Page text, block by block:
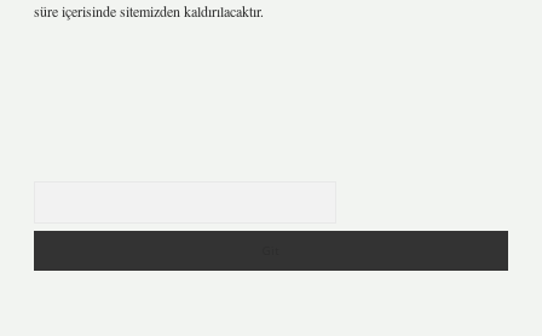
süre içerisinde sitemizden kaldırılacaktır.